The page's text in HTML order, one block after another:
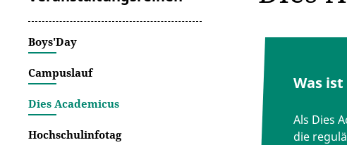
Boys'Day
Campuslauf
Dies Academicus
Hochschulinfotag
Was
Als Dies
die